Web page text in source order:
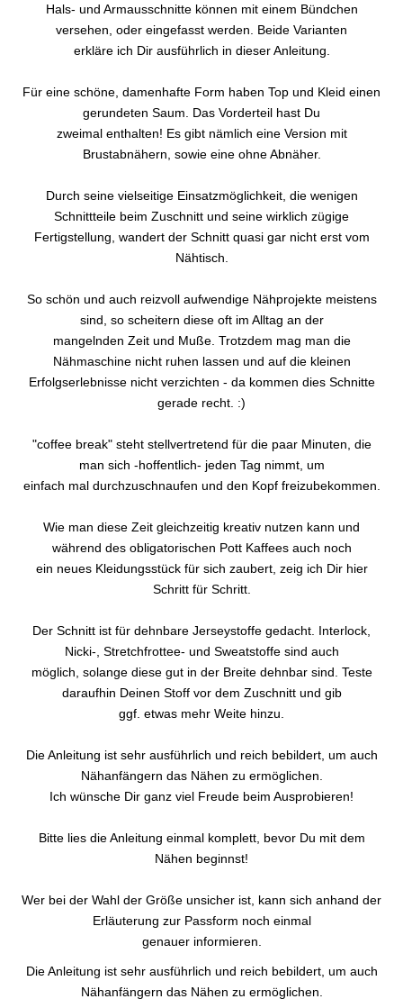
Hals- und Armausschnitte können mit einem Bündchen
versehen, oder eingefasst werden. Beide Varianten
erkläre ich Dir ausführlich in dieser Anleitung.
Für eine schöne, damenhafte Form haben Top und Kleid einen
gerundeten Saum. Das Vorderteil hast Du
zweimal enthalten! Es gibt nämlich eine Version mit
Brustabnähern, sowie eine ohne Abnäher.
Durch seine vielseitige Einsatzmöglichkeit, die wenigen
Schnittteile beim Zuschnitt und seine wirklich zügige
Fertigstellung, wandert der Schnitt quasi gar nicht erst vom
Nähtisch.
So schön und auch reizvoll aufwendige Nähprojekte meistens
sind, so scheitern diese oft im Alltag an der
mangelnden Zeit und Muße. Trotzdem mag man die
Nähmaschine nicht ruhen lassen und auf die kleinen
Erfolgserlebnisse nicht verzichten - da kommen dies Schnitte
gerade recht. :)
"coffee break" steht stellvertretend für die paar Minuten, die
man sich -hoffentlich- jeden Tag nimmt, um
einfach mal durchzuschnaufen und den Kopf freizubekommen.
Wie man diese Zeit gleichzeitig kreativ nutzen kann und
während des obligatorischen Pott Kaffees auch noch
ein neues Kleidungsstück für sich zaubert, zeig ich Dir hier
Schritt für Schritt.
Der Schnitt ist für dehnbare Jerseystoffe gedacht. Interlock,
Nicki-, Stretchfrottee- und Sweatstoffe sind auch
möglich, solange diese gut in der Breite dehnbar sind. Teste
daraufhin Deinen Stoff vor dem Zuschnitt und gib
ggf. etwas mehr Weite hinzu.
Die Anleitung ist sehr ausführlich und reich bebildert, um auch
Nähanfängern das Nähen zu ermöglichen.
Ich wünsche Dir ganz viel Freude beim Ausprobieren!
Bitte lies die Anleitung einmal komplett, bevor Du mit dem
Nähen beginnst!
Wer bei der Wahl der Größe unsicher ist, kann sich anhand der
Erläuterung zur Passform noch einmal
genauer informieren.
Die Anleitung ist sehr ausführlich und reich bebildert, um auch
Nähanfängern das Nähen zu ermöglichen.